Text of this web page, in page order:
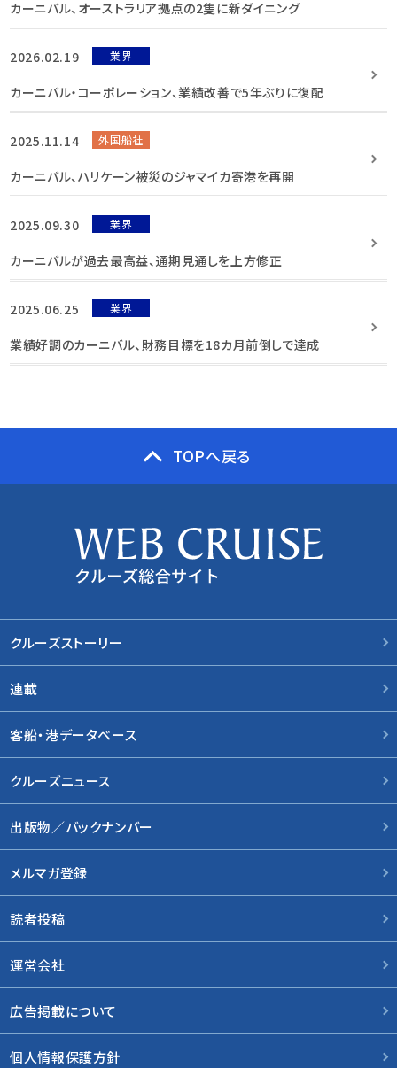
カーニバル、オーストラリア拠点の2隻に新ダイニング
2026.02.19 業界
カーニバル・コーポレーション、業績改善で5年ぶりに復配
2025.11.14 外国船社
カーニバル、ハリケーン被災のジャマイカ寄港を再開
2025.09.30 業界
カーニバルが過去最高益、通期見通しを上方修正
2025.06.25 業界
業績好調のカーニバル、財務目標を18カ月前倒しで達成
TOPへ戻る
クルーズストーリー
連載
客船・港データベース
クルーズニュース
出版物／バックナンバー
メルマガ登録
読者投稿
運営会社
広告掲載について
個人情報保護方針